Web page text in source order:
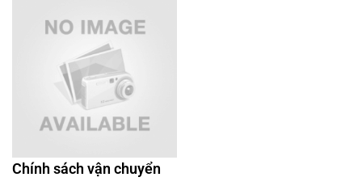
Chính sách vận chuyển